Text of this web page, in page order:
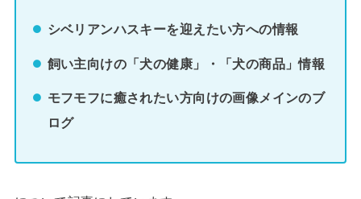
シベリアンハスキーを迎えたい方への情報
飼い主向けの「犬の健康」・「犬の商品」情報
モフモフに癒されたい方向けの画像メインのブ
ログ